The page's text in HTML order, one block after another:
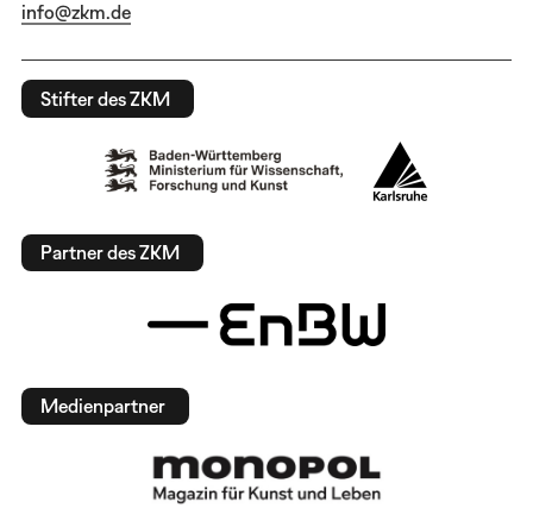
info@zkm.de
Stifter des ZKM
Partner des ZKM
Medienpartner